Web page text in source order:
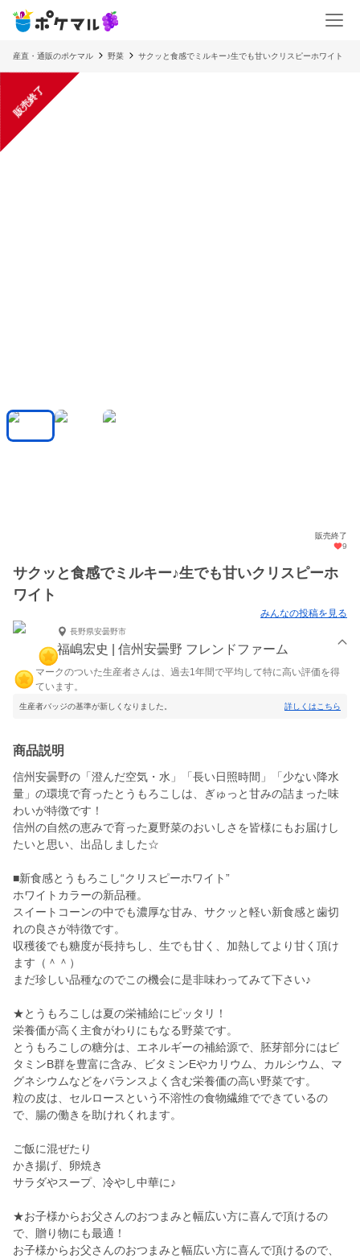
産直・通販のポケマル 野菜 サクッと食感でミルキー♪生でも甘いクリスピーホワイト
販売終了
販売終了
9
サクッと食感でミルキー♪生でも甘いクリスピーホ
ワイト
みんなの投稿を見る
長野県安曇野市
福嶋宏史 | 信州安曇野 フレンドファーム
マークのついた生産者さんは、過去1年間で平均して特に高い評価を得
ています。
生産者バッジの基準が新しくなりました。 詳しくはこちら
商品説明
信州安曇野の「澄んだ空気・水」「長い日照時間」「少ない降水
量」の環境で育ったとうもろこしは、ぎゅっと甘みの詰まった味
わいが特徴です！
信州の自然の恵みで育った夏野菜のおいしさを皆様にもお届けし
たいと思い、出品しました☆
■新食感とうもろこし“クリスピーホワイト”
ホワイトカラーの新品種。
スイートコーンの中でも濃厚な甘み、サクッと軽い新食感と歯切
れの良さが特徴です。
収穫後でも糖度が長持ちし、生でも甘く、加熱してより甘く頂け
ます（＾＾）
まだ珍しい品種なのでこの機会に是非味わってみて下さい♪
★とうもろこしは夏の栄補給にピッタリ！
栄養価が高く主食がわりにもなる野菜です。
とうもろこしの糖分は、エネルギーの補給源で、胚芽部分にはビ
タミンB群を豊富に含み、ビタミンEやカリウム、カルシウム、マ
グネシウムなどをバランスよく含む栄養価の高い野菜です。
粒の皮は、セルロースという不溶性の食物繊維でできているの
で、腸の働きを助けれくれます。
ご飯に混ぜたり
かき揚げ、卵焼き
サラダやスープ、冷やし中華に♪
★お子様からお父さんのおつまみと幅広い方に喜んで頂けるの
で、贈り物にも最適！
お子様からお父さんのおつまみと幅広い方に喜んで頂けるので、